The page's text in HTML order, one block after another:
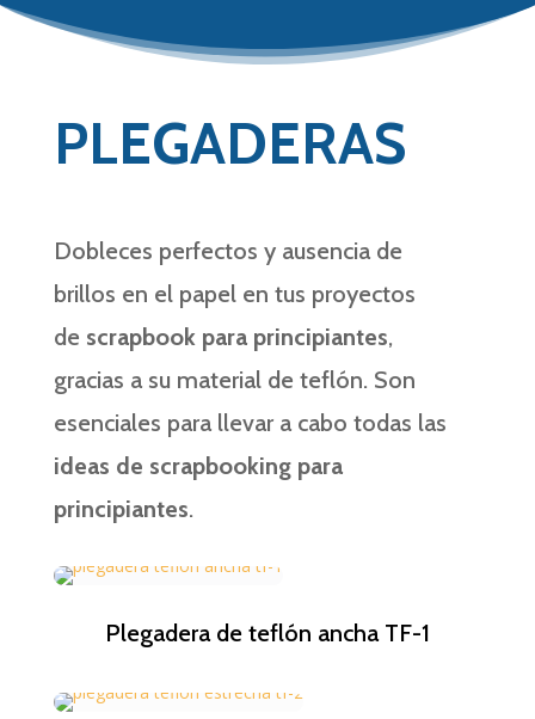
PLEGADERAS
Dobleces perfectos y ausencia de
brillos en el papel en tus proyectos
de scrapbook para principiantes,
gracias a su material de teflón. Son
esenciales para llevar a cabo todas las
ideas de scrapbooking para
principiantes.
Plegadera de teflón ancha TF-1